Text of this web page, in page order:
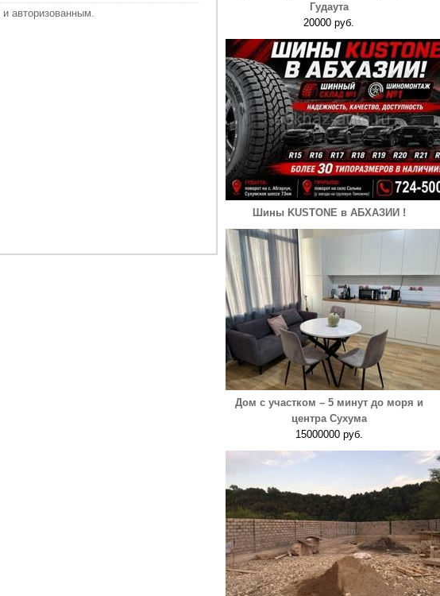
и авторизованным.
Гудаута
20000 руб.
Шины KUSTONE в АБХАЗИИ !
Дом с участком – 5 минут до моря и
центра Сухума
15000000 руб.